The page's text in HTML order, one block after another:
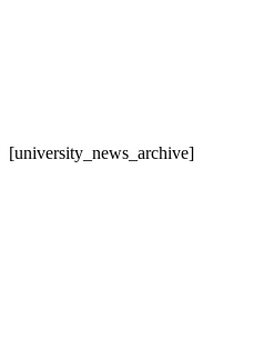
[university_news_archive]